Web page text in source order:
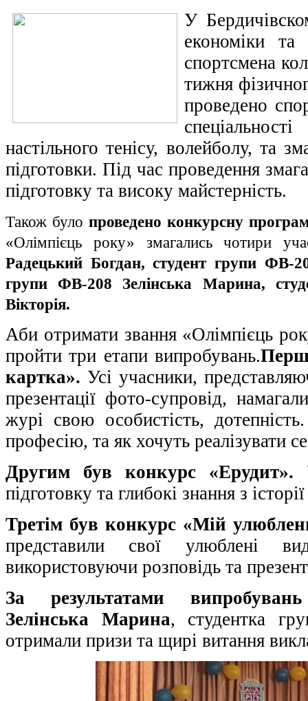
У
економіки та
спортсмена
тижня
проведено
настільного тенісу, волейболу, та
підготовки. Під час проведення
підготовку та високу майстерність.
Також було проведено конкурсну
«Олімпієць року» змагались чотири
Радецький Богдан, студент групи ФВ-
групи ФВ-208 Зелінська Марина,
Вікторія.
Аби отримати звання «Олімпієць
пройти три етапи випробувань.
картка». Усі учасники,
презентації фото-супровід,
журі свою особистість,
професію, та як хочуть реалізувати
Другим був конкурс «Ерудит».
підготовку та глибокі знання з
Третім був конкурс «Мій
представили свої улюблені
використовуючи розповідь та
За результатами
Зелінська Марина, студентка
отримали призи та щирі витання